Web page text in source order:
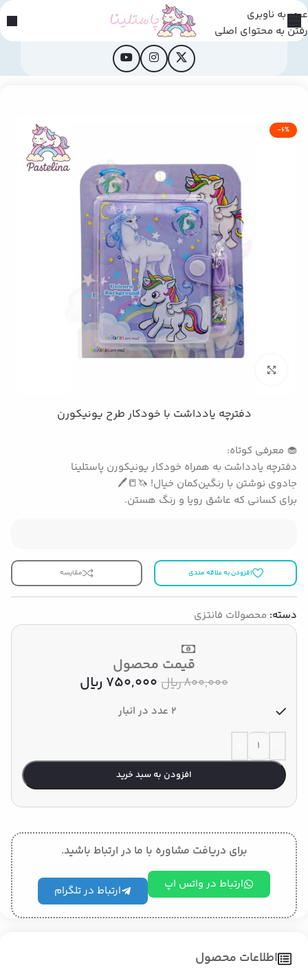
عبور به ناوبری
رفتن به محتوای اصلی
-6%
دفترچه یادداشت با خودکار طرح یونیکورن
🧁 معرفی کوتاه:
دفترچه یادداشت به همراه خودکار یونیکورن پاستلینا
جادوی نوشتن با رنگین‌کمان خیال! 🦄📒🖊️
برای کسانی که عاشق رویا و رنگ هستن.
افزودن به علاقه مندی مقایسه
دسته: محصولات فانتزی
قیمت محصول
800,000﷼ 750,000 ﷼
2 عدد در انبار
افزودن به سبد خرید
برای دریافت مشاوره با ما در ارتباط باشید.
ارتباط در واتس اپ ارتباط در تلگرام
اطلاعات محصول